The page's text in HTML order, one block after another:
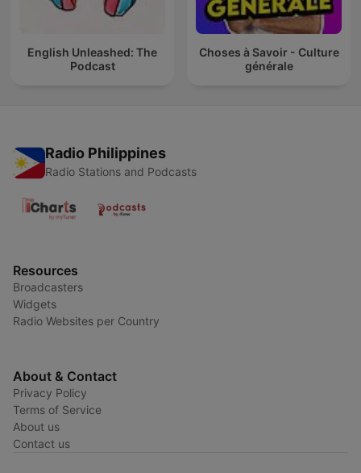
English Unleashed: The
Podcast
Choses à Savoir - Culture
générale
Radio Philippines
Radio Stations and Podcasts
Resources
Broadcasters
Widgets
Radio Websites per Country
About & Contact
Privacy Policy
Terms of Service
About us
Contact us